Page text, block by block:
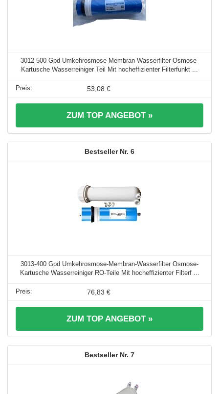
3012 500 Gpd Umkehrosmose-Membran-Wasserfilter Osmose-
Kartusche Wasserreiniger Teil Mit hocheffizienter Filterfunkt ...
53,08 €
ZUM TOP ANGEBOT »
6
3013-400 Gpd Umkehrosmose-Membran-Wasserfilter Osmose-
Kartusche Wasserreiniger RO-Teile Mit hocheffizienter Filterf ...
76,83 €
ZUM TOP ANGEBOT »
7